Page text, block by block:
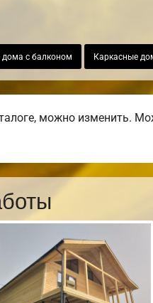
дома с балконом Каркасные
можно изменить.